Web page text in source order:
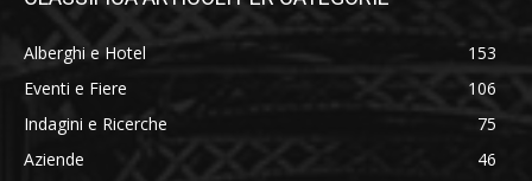
Alberghi e Hotel
153
Eventi e Fiere
106
Indagini e Ricerche
75
Aziende
46